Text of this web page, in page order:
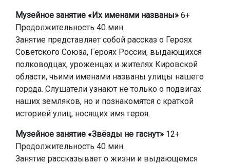
Музейное занятие «Их именами названы» 6+
Продолжительность 40 мин.
Занятие представляет собой рассказ о Героях
Советского Союза, Героях России, выдающихся
полководцах, уроженцах и жителях Кировской
области, чьими именами названы улицы нашего
города. Слушатели узнают не только о подвигах
наших земляков, но и познакомятся с краткой
историей улиц, носящих имя героя.
Музейное занятие «Звёзды не гаснут» 12+
Продолжительность 40 мин.
Занятие рассказывает о жизни и выдающемся